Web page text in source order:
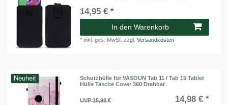
14,95 € *
In den Warenkorb
*inkl. ges. MwSt. zzgl.Versandkosten
Neuheit
Schutzhülle für VASOUN Tab 11 / Tab 15 Tablet
Hülle Tasche Cover 360 Drehbar
UVP 15,98 € 14,98 € *